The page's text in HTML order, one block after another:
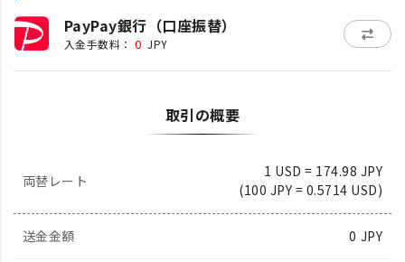
PayPay銀行（口座振替）
入金手数料： 0 JPY
取引の概要
両替レート
1 USD = 174.98 JPY
(100 JPY = 0.5714 USD)
送金金額 0 JPY